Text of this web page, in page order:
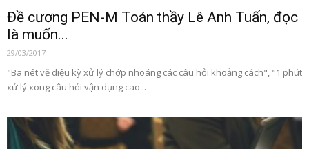
Đề cương PEN-M Toán thầy Lê Anh Tuấn, đọc
là muốn...
29/03/2017
"Ba nét vẽ diệu kỳ xử lý chớp nhoáng các câu hỏi khoảng cách", "1 phút
xử lý xong câu hỏi vận dụng cao...